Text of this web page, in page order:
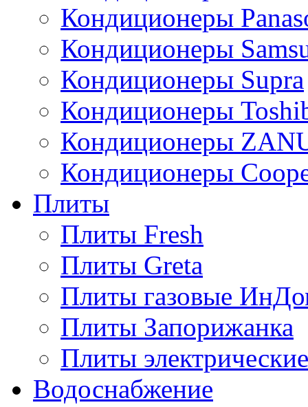
Кондиционеры
Кондиционеры
Кондиционеры Supra
Кондиционеры
Кондиционеры
Кондиционеры
Плиты
Плиты Fresh
Плиты Greta
Плиты газовые
Плиты Запорижанка
Плиты
Водоснабжение